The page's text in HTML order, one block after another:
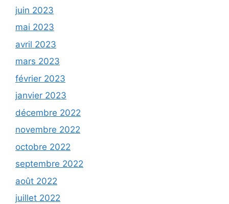
juin 2023
mai 2023
avril 2023
mars 2023
février 2023
janvier 2023
décembre 2022
novembre 2022
octobre 2022
septembre 2022
août 2022
juillet 2022